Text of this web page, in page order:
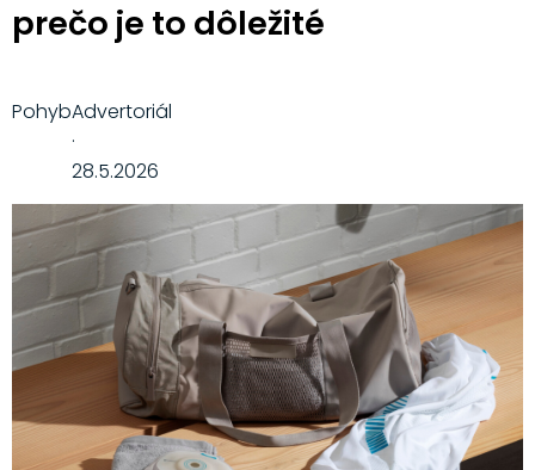
prečo je to dôležité
PohybAdvertoriál
·
28.5.2026